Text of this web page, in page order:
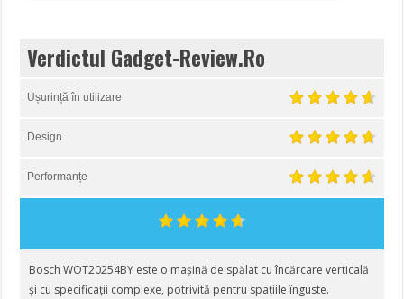
Verdictul Gadget-Review.Ro
Ușurință în utilizare
Design
Performanțe
Bosch WOT20254BY este o mașină de spălat cu încărcare verticală
și cu specificații complexe, potrivită pentru spațiile înguste.